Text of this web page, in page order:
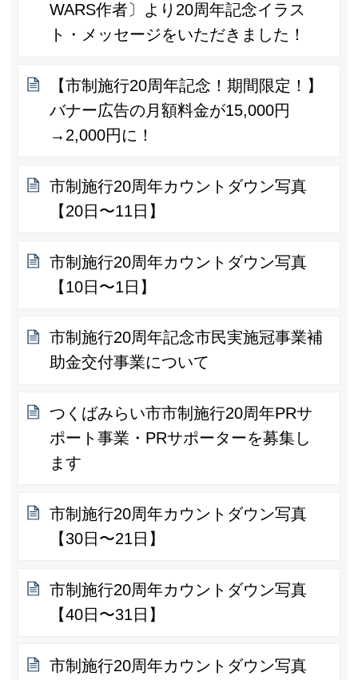
WARS作者〕より20周年記念イラス
ト・メッセージをいただきました！
【市制施行20周年記念！期間限定！】
バナー広告の月額料金が15,000円
→2,000円に！
市制施行20周年カウントダウン写真
【20日〜11日】
市制施行20周年カウントダウン写真
【10日〜1日】
市制施行20周年記念市民実施冠事業補
助金交付事業について
つくばみらい市市制施行20周年PRサ
ポート事業・PRサポーターを募集し
ます
市制施行20周年カウントダウン写真
【30日〜21日】
市制施行20周年カウントダウン写真
【40日〜31日】
市制施行20周年カウントダウン写真